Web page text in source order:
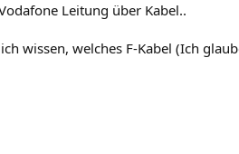
Leitung über Kabel..
wissen, welches F-Kabel (Ich